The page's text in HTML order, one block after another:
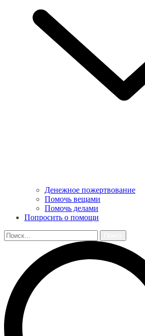
Денежное пожертвование
Помочь вещами
Помочь делами
Попросить о помощи
Найти: